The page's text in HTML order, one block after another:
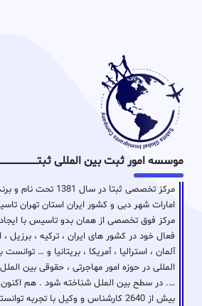
موسسه امور ثبت بین المللی
مرکز تخصصی ثبتا در سال
امارات شهر دبی و کشور ایران استان تهران
مرکز فوق تخصصی از همان بدو تاسیس با
فعال خود در کشور های ایران ، ترکیه ، برزیل ،
آلمان ، استرالیا ، آمریکا ، بریتانیا و …
المللی در حوزه امور مهاجرتی ، حقوقی بین
…. در سطح بین الملل شناخته شود . هم اکنون
بیش از 2640 کارشناس و وکیل با تجربه